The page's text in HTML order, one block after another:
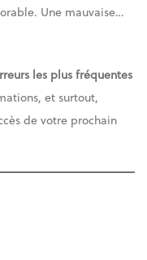
Une mauvaise…
les plus fréquentes
et surtout,
de votre prochain